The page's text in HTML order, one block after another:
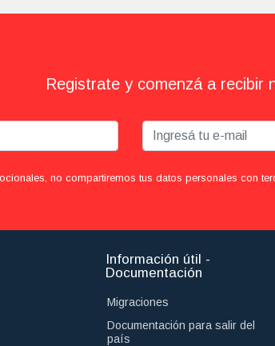
Registrate y comenzá a recibir
no compartiremos tus datos personales con
Información útil -
Documentación
Migraciones
Documentación para salir del
país